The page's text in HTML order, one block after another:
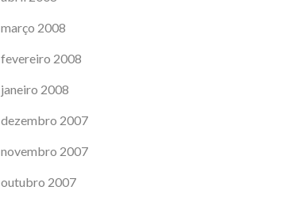
março 2008
fevereiro 2008
janeiro 2008
dezembro 2007
novembro 2007
outubro 2007